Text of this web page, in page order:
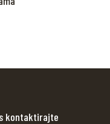
kontaktirajte